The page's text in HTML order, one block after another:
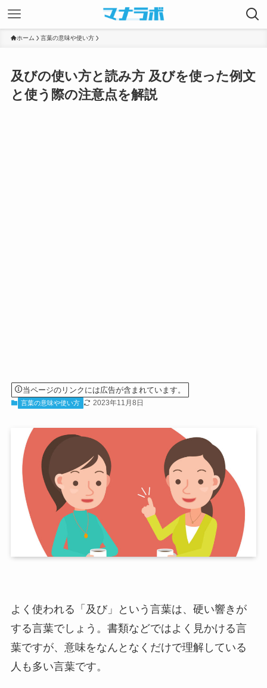
ホーム 言葉の意味や使い方
及びの使い方と読み方 及びを使った例文
と使う際の注意点を解説
当ページのリンクには広告が含まれています。
言葉の意味や使い方 2023年11月8日
よく使われる「及び」という言葉は、硬い響きが
する言葉でしょう。書類などではよく見かける言
葉ですが、意味をなんとなくだけで理解している
人も多い言葉です。